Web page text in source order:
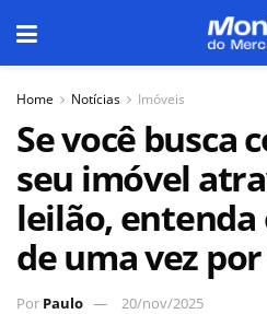
Home Notícias Imóveis
Se você busca
seu imóvel
leilão, entenda
de uma vez
Por Paulo 20/nov/2025